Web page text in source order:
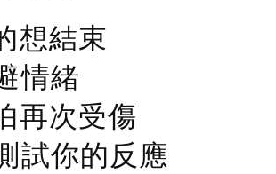
想結束
情緒
再次受傷
試你的反應